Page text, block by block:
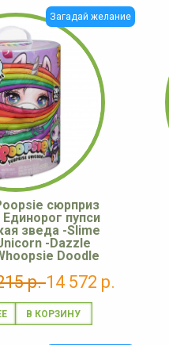
Загадай желание
сюрприз
пупси
зведа -Slime
-Dazzle
Doodle
р.14 572 р.